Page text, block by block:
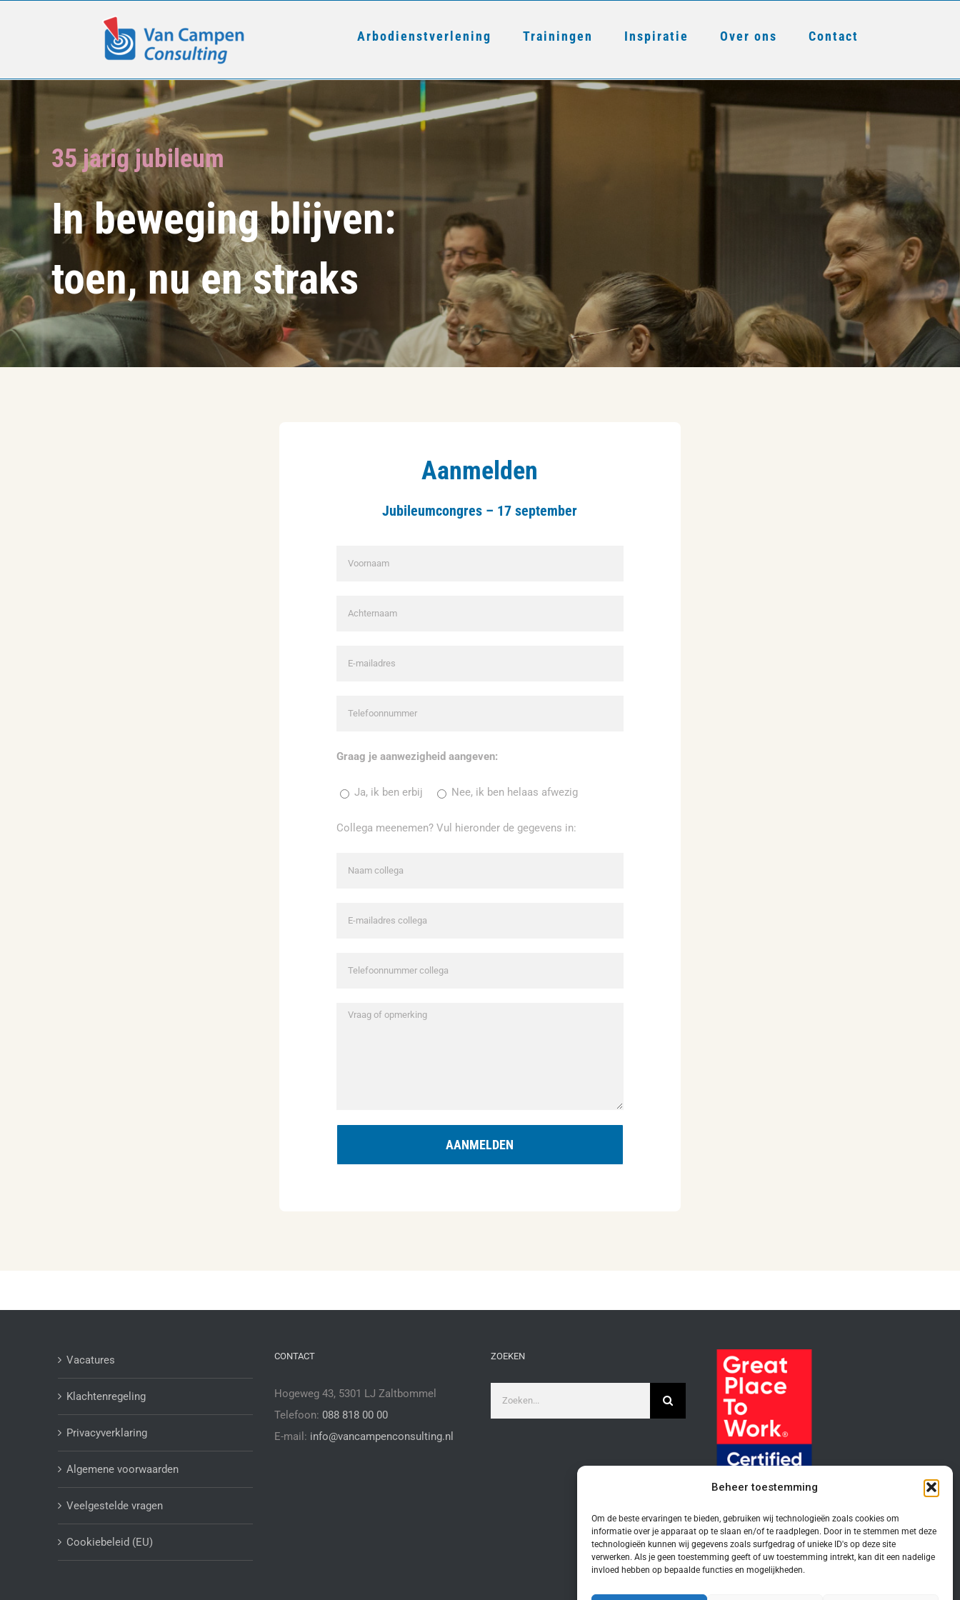
Beheer toestemming
Om de beste ervaringen te bieden, gebruiken wij technologieën zoals cookies om
informatie over je apparaat op te slaan en/of te raadplegen. Door in te stemmen met deze
technologieën kunnen wij gegevens zoals surfgedrag of unieke ID's op deze site
verwerken. Als je geen toestemming geeft of uw toestemming intrekt, kan dit een nadelige
invloed hebben op bepaalde functies en mogelijkheden.
Arbodienstverlening Trainingen Inspiratie Over ons Contact
35 jarig jubileum
In beweging blijven:
toen, nu en straks
Aanmelden
Jubileumcongres – 17 september
Graag je aanwezigheid aangeven:
Ja, ik ben erbij Nee, ik ben helaas afwezig
Collega meenemen? Vul hieronder de gegevens in:
Vacatures
Klachtenregeling
Privacyverklaring
Algemene voorwaarden
Veelgestelde vragen
Cookiebeleid (EU)
CONTACT
Hogeweg 43, 5301 LJ Zaltbommel
Telefoon: 088 818 00 00
E-mail: info@vancampenconsulting.nl
ZOEKEN